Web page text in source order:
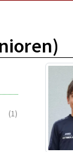
(1)